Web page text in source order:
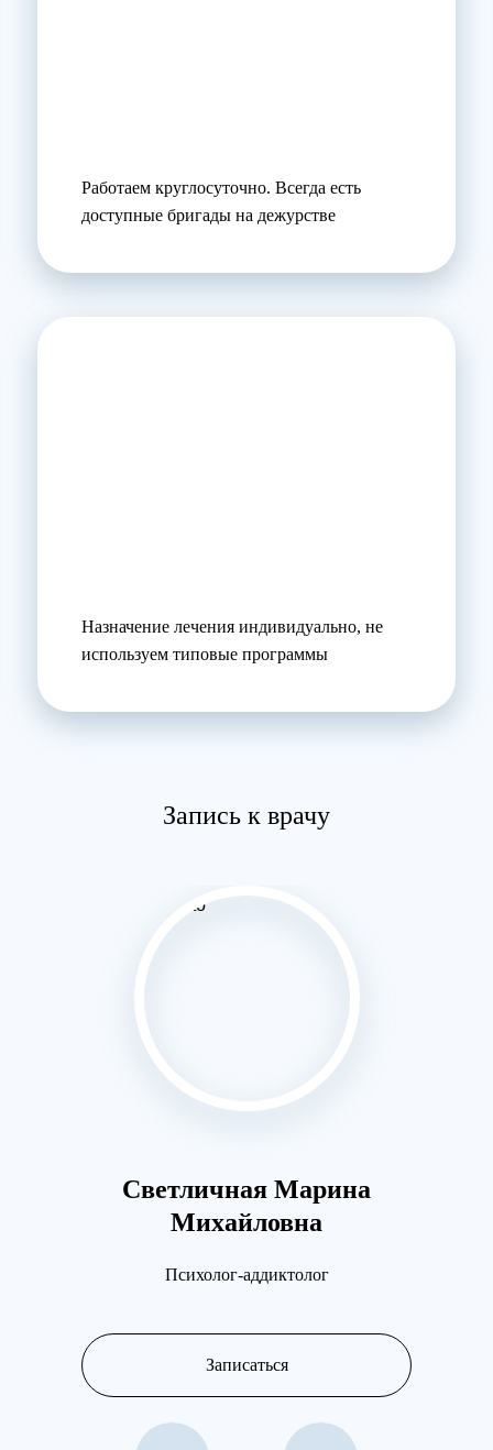
Работаем круглосуточно. Всегда есть
доступные бригады на дежурстве
Назначение лечения индивидуально, не
используем типовые программы
Запись к врачу
Светличная Марина
Михайловна
Психолог-аддиктолог
Записаться